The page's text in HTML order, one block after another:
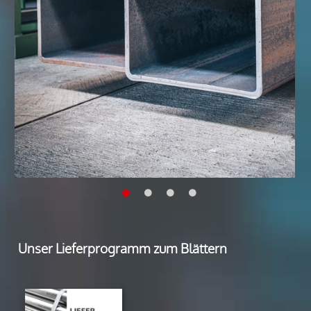
Bandstahl
Blankstahl
Geschweißte und nahtlose Rohre
Rohrzubehör
Profilstahlrohre
Stahlbauhohlprofile
Spezialprofile
Edelstahl
Flachstahl
Rundrohre
Unser Lieferprogramm zum Blättern